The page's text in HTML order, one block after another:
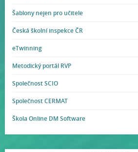
Šablony nejen pro učitele
Česká školní inspekce ČR
eTwinning
Metodický portál RVP
Společnost SCIO
Společnost CERMAT
Škola Online DM Software